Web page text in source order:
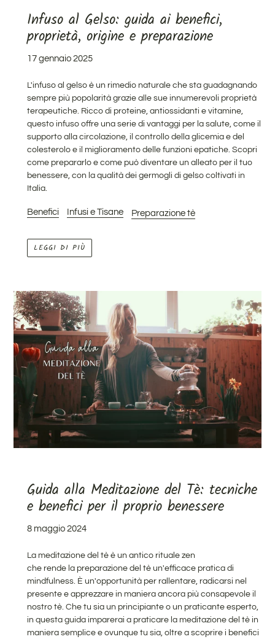
Infuso al Gelso: guida ai benefici,
proprietà, origine e preparazione
17 gennaio 2025
L'infuso al gelso è un rimedio naturale che sta guadagnando
sempre più popolarità grazie alle sue innumerevoli proprietà
terapeutiche. Ricco di proteine, antiossidanti e vitamine,
questo infuso offre una serie di vantaggi per la salute, come il
supporto alla circolazione, il controllo della glicemia e del
colesterolo e il miglioramento delle funzioni epatiche. Scopri
come prepararlo e come può diventare un alleato per il tuo
benessere, con la qualità dei germogli di gelso coltivati in
Italia.
Benefici Infusi e Tisane Preparazione tè
LEGGI DI PIÙ
Guida alla Meditazione del Tè: tecniche
e benefici per il proprio benessere
8 maggio 2024
La meditazione del tè è un antico rituale zen
che rende la preparazione del tè un'efficace pratica di
mindfulness. È un'opportunità per rallentare, radicarsi nel
presente e apprezzare in maniera ancora più consapevole il
nostro tè. Che tu sia un principiante o un praticante esperto,
in questa guida imparerai a praticare la meditazione del tè in
maniera semplice e ovunque tu sia, oltre a scoprire i benefici